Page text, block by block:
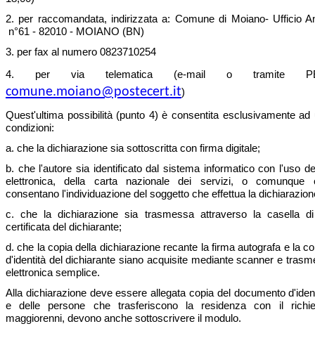
2. per raccomandata, indirizzata a: Comune di Moiano- Ufficio
n°61 - 82010 - MOIANO (BN)
3. per fax al numero 0823710254
4. per via telematica (e-mail o tramite
comune.moiano@postecert.it)
Quest'ultima possibilità (punto 4) è consentita esclusivamente ad
condizioni:
a. che la dichiarazione sia sottoscritta con firma digitale;
b. che l'autore sia identificato dal sistema informatico con l'uso
elettronica, della carta nazionale dei servizi, o comunque
consentano l'individuazione del soggetto che effettua la
c. che la dichiarazione sia trasmessa attraverso la casella
certificata del dichiarante;
d. che la copia della dichiarazione recante la firma autografa e la
d'identità del dichiarante siano acquisite mediante scanner e
elettronica semplice.
Alla dichiarazione deve essere allegata copia del documento
e delle persone che trasferiscono la residenza con il
maggiorenni, devono anche sottoscrivere il modulo.